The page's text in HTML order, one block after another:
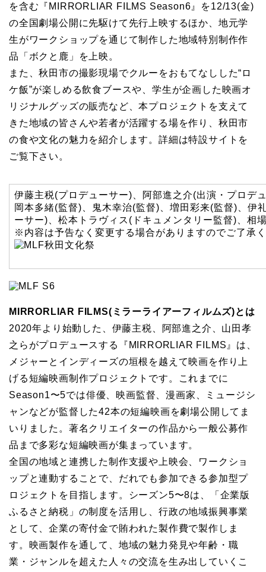
を含む『MIRRORLIAR FILMS Season6』を12/13(金)
の全国劇場公開に先駆けて先行上映するほか、地元学
生がワークショップを通じて制作した地域特別制作作
品「ボクと鹿」を上映。
また、秋田市の撮影現場でクルーをおもてなしした“ロ
ケ飯”が楽しめる飲食ブースや、学生が企画した映画オ
リジナルグッズの販売など、本プロジェクトを支えて
きた地域の皆さんや若者が活躍する場を作り、秋田市
の食や文化の魅力を紹介します。詳細は特設サイトを
ご覧下さい。
伊藤主税(プロデューサー)、阿部進之介(出演・プロデ
岡本多緒(監督)、鬼木幸治(監督)、増田彩来(監督)、伊
ーサー)、松本トラヴィス(ドキュメンタリー監督)、相
※内容は予告なく変更する場合がありますのでご了承
MIRRORLIAR FILMS(ミラーライアーフィルムズ)とは
2020年より始動した、伊藤主税、阿部進之介、山田孝
之らがプロデュースする『MIRRORLIAR FILMS』は、
メジャーとインディーズの垣根を越えて映画を作り上
げる短編映画制作プロジェクトです。これまでに
Season1〜5では俳優、映画監督、漫画家、ミュージシ
ャンなどが監督した42本の短編映画を劇場公開してま
いりました。著名クリエイターの作品から一般公募作
品まで多彩な短編映画が集まっています。
全国の地域と連携した制作支援や上映会、ワークショ
ップと連動することで、だれでも参加できる参加型プ
ロジェクトを目指します。シーズン5〜8は、「企業版
ふるさと納税」の制度を活用し、行政の地域振興事業
として、企業の寄付金で賄われた製作費で製作しま
す。映画製作を通して、地域の魅力発見や年齢・職
業・ジャンルを超えた人々の交流を生み出していくこ